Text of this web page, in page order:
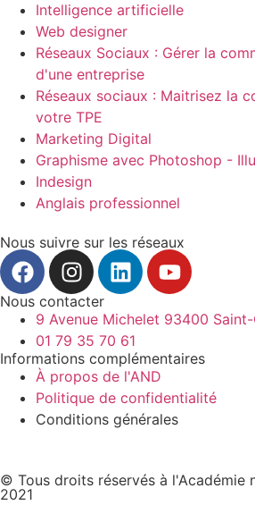
Intelligence artificielle
Web designer
Réseaux Sociaux : Gérer la
d'une entreprise
Réseaux sociaux : Maitrisez la
votre TPE
Marketing Digital
Graphisme avec Photoshop -
Indesign
Anglais professionnel
Nous suivre sur les réseaux
Nous contacter
9 Avenue Michelet 93400 Saint-
01 79 35 70 61
Informations complémentaires
À propos de l'AND
Politique de confidentialité
Conditions générales
© Tous droits réservés à l'Académie
2021